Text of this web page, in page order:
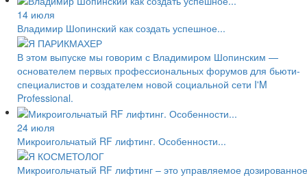
14 июля
Владимир Шопинский как создать успешное...
В этом выпуске мы говорим с Владимиром Шопинским —
основателем первых профессиональных форумов для бьюти-
специалистов и создателем новой социальной сети I'M
Professional.
24 июля
Микроигольчатый RF лифтинг. Особенности...
Микроигольчатый RF лифтинг – это управляемое дозированное